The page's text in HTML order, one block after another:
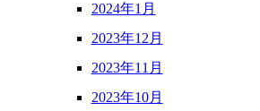
2024年1月
2023年12月
2023年11月
2023年10月